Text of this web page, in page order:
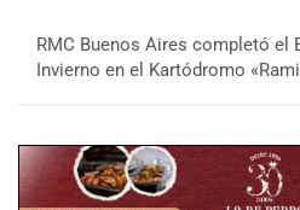
RMC Buenos Aires completó el
Invierno en el Kartódromo